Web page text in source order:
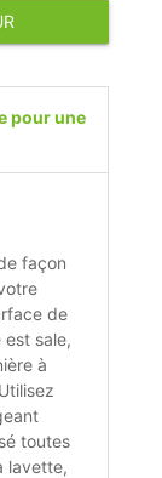
pour une
façon
de
sale,
à
toutes
lavette,